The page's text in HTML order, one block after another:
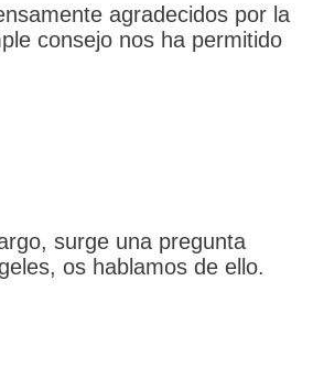
agradecidos por la
consejo nos ha permitido
surge una pregunta
os hablamos de ello.